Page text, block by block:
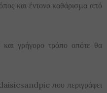
και έντονο καθάρισμα από
γρήγορο τρόπο οπότε θα
που περιγράφει